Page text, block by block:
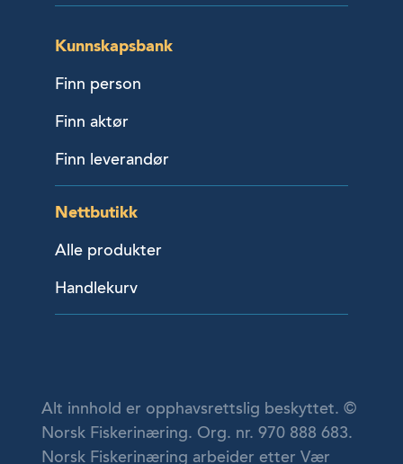
Kunnskapsbank
Finn person
Finn aktør
Finn leverandør
Nettbutikk
Alle produkter
Handlekurv
Alt innhold er opphavsrettslig beskyttet. ©
Norsk Fiskerinæring. Org. nr. 970 888 683.
Norsk Fiskerinæring arbeider etter Vær